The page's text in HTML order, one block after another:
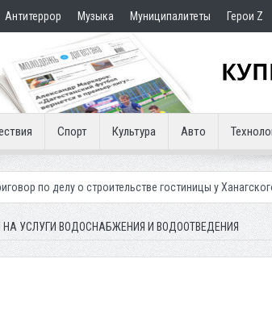
Антитеррор Музыка Муниципалитеты Герои Z
Спорт Культура Авто
гостиницы у Ханагского водопада
УСЛУГИ ВОДОСНАБЖЕНИЯ И ВОДООТВЕДЕНИЯ